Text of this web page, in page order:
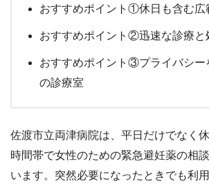
おすすめポイント①休日も含む広
おすすめポイント②迅速な診療と
おすすめポイント③プライバシー
の診療室
佐渡市立両津病院は、平日だけでなく
時間帯で女性のための緊急避妊薬の相
います。突然必要になったときでも利